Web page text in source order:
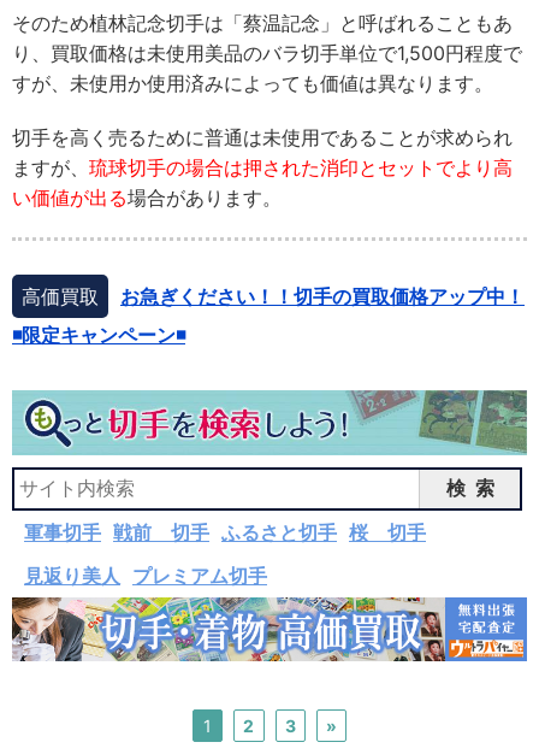
そのため植林記念切手は「蔡温記念」と呼ばれることもあ
り、買取価格は未使用美品のバラ切手単位で1,500円程度で
すが、未使用か使用済みによっても価値は異なります。
切手を高く売るために普通は未使用であることが求められ
ますが、 琉球切手の場合は押された消印とセットでより高
い価値が出る場合があります。
高価買取
お急ぎください！！切手の買取価格アップ中！
◾️限定キャンペーン◾️
検索
軍事切手 戦前 切手 ふるさと切手 桜 切手
見返り美人 プレミアム切手
1 2 3 »